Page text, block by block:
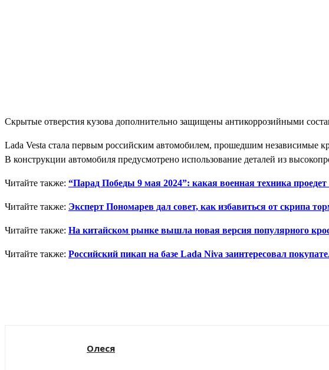
Скрытые отверстия кузова дополнительно защищены антикоррозийными
Lada Vesta стала первым российским автомобилем, прошедшим
В конструкции автомобиля предусмотрено использование деталей из
Читайте также: “Парад Победы 9 мая 2024”: какая военная техника
Читайте также: Эксперт Пономарев дал совет, как избавиться от скрипа
Читайте также: На китайском рынке вышла новая версия популярного
Читайте также: Российский пикап на базе Lada Niva заинтересовал
Олеся